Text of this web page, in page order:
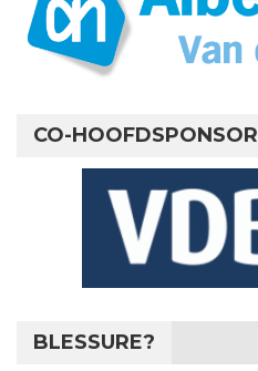
CO-HOOFDSPONSOR
BLESSURE?